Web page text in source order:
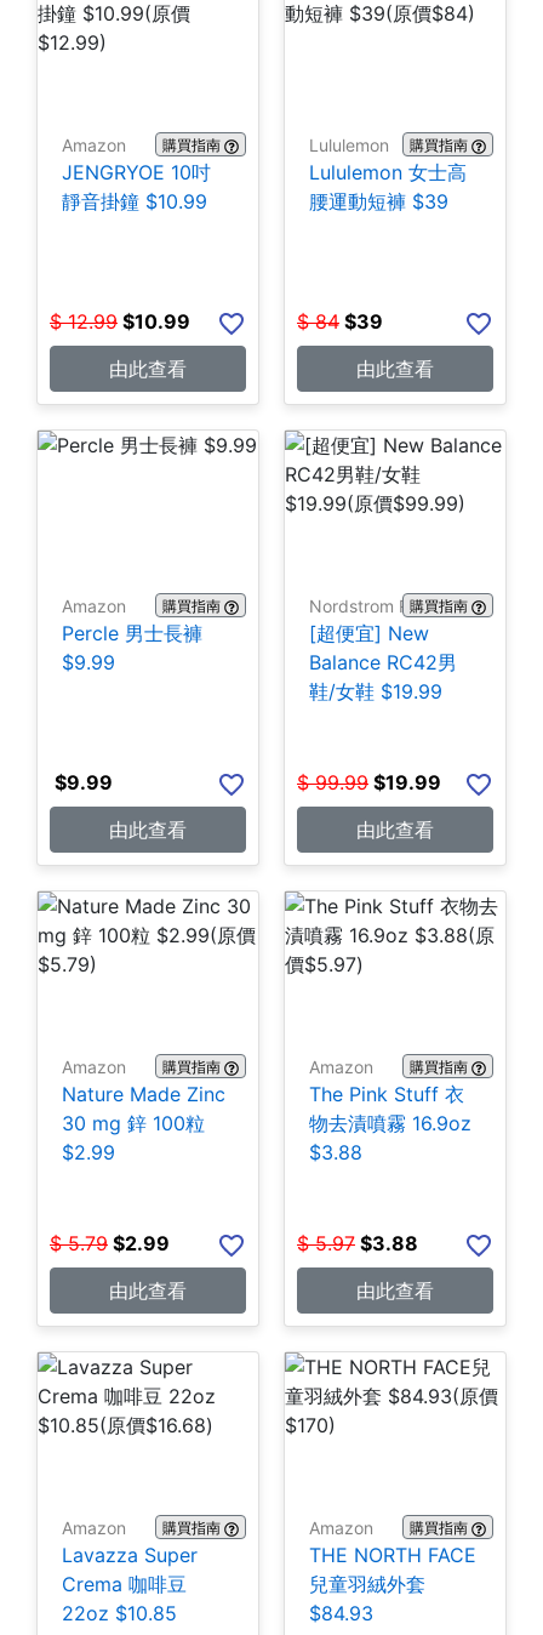
Amazon 購買指南
JENGRYOE 10吋
靜音掛鐘 $10.99
$ 12.99 $10.99
由此查看
Lululemon 購買指南
Lululemon 女士高
腰運動短褲 $39
$ 84 $39
由此查看
Amazon 購買指南
Percle 男士長褲
$9.99
$9.99
由此查看
Nordstrom Rack購買指南
[超便宜] New
Balance RC42男
鞋/女鞋 $19.99
$ 99.99 $19.99
由此查看
Amazon 購買指南
Nature Made Zinc
30 mg 鋅 100粒
$2.99
$ 5.79 $2.99
由此查看
Amazon 購買指南
The Pink Stuff 衣
物去漬噴霧 16.9oz
$3.88
$ 5.97 $3.88
由此查看
Amazon 購買指南
Lavazza Super
Crema 咖啡豆
22oz $10.85
Amazon 購買指南
THE NORTH FACE
兒童羽絨外套
$84.93